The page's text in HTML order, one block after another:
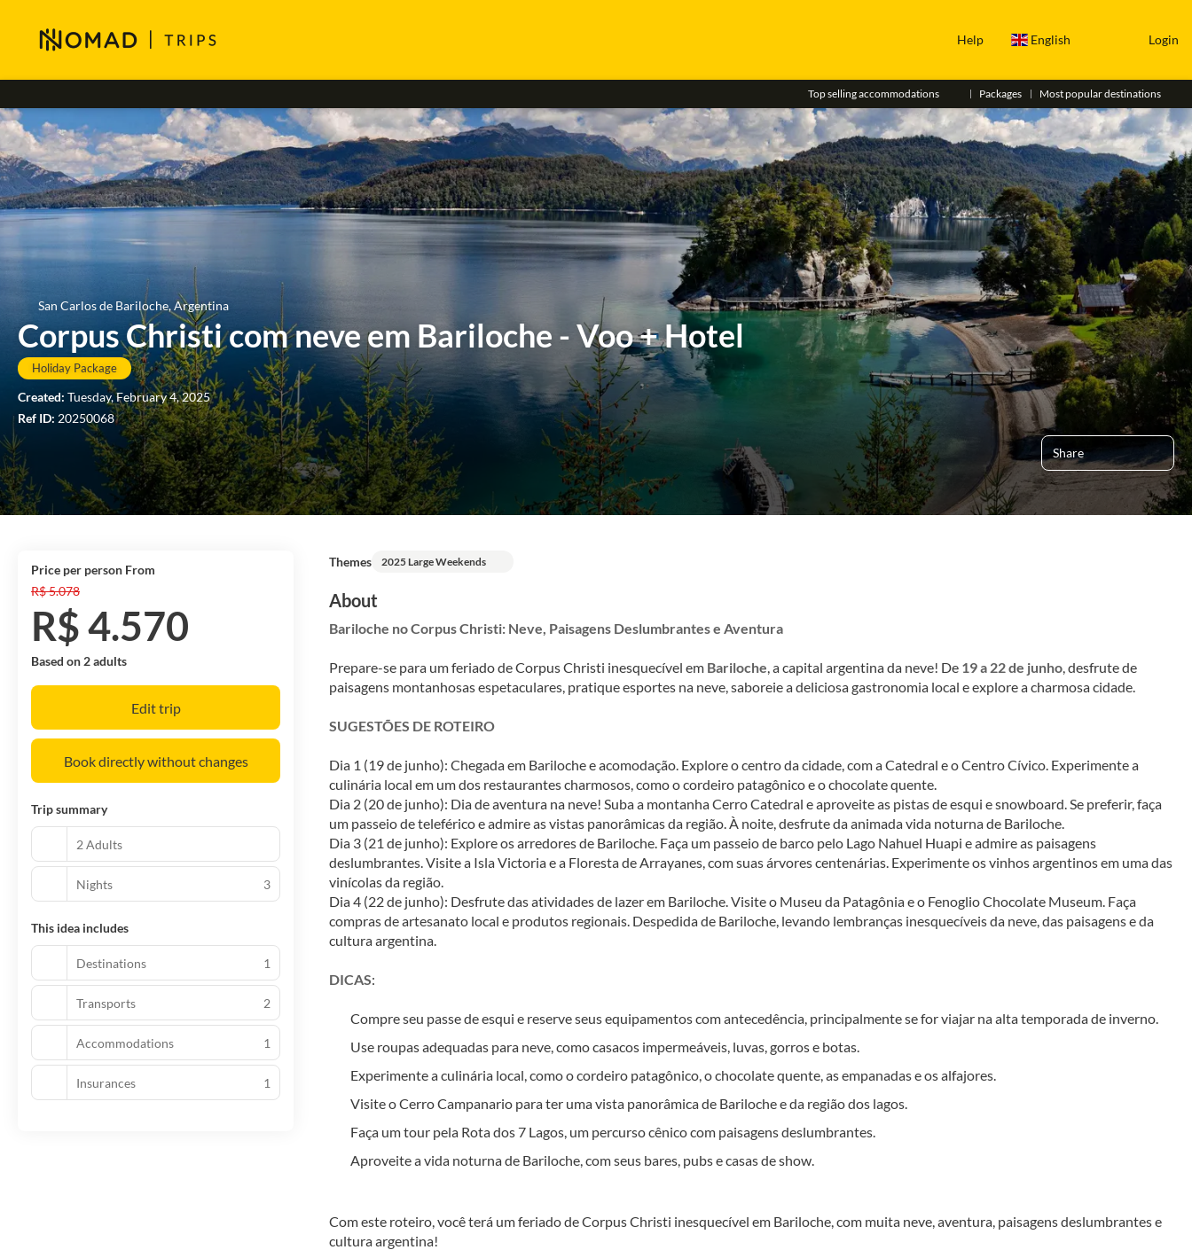
Help English Login
Top selling accommodations Packages Most popular destinations
San Carlos de Bariloche, Argentina
Corpus Christi com neve em Bariloche - Voo + Hotel
Holiday Package
Created: Tuesday, February 4, 2025
Ref ID: 20250068
Share
Themes 2025 Large Weekends
About
Bariloche no Corpus Christi: Neve, Paisagens Deslumbrantes e Aventura
Prepare-se para um feriado de Corpus Christi inesquecível em Bariloche, a capital argentina da neve! De 19 a 22 de junho, desfrute de
paisagens montanhosas espetaculares, pratique esportes na neve, saboreie a deliciosa gastronomia local e explore a charmosa cidade.
SUGESTÕES DE ROTEIRO
Dia 1 (19 de junho): Chegada em Bariloche e acomodação. Explore o centro da cidade, com a Catedral e o Centro Cívico. Experimente a
culinária local em um dos restaurantes charmosos, como o cordeiro patagônico e o chocolate quente.
Dia 2 (20 de junho): Dia de aventura na neve! Suba a montanha Cerro Catedral e aproveite as pistas de esqui e snowboard. Se preferir, faça
um passeio de teleférico e admire as vistas panorâmicas da região. À noite, desfrute da animada vida noturna de Bariloche.
Dia 3 (21 de junho): Explore os arredores de Bariloche. Faça um passeio de barco pelo Lago Nahuel Huapi e admire as paisagens
deslumbrantes. Visite a Isla Victoria e a Floresta de Arrayanes, com suas árvores centenárias. Experimente os vinhos argentinos em uma das
vinícolas da região.
Dia 4 (22 de junho): Desfrute das atividades de lazer em Bariloche. Visite o Museu da Patagônia e o Fenoglio Chocolate Museum. Faça
compras de artesanato local e produtos regionais. Despedida de Bariloche, levando lembranças inesquecíveis da neve, das paisagens e da
cultura argentina.
DICAS:
Compre seu passe de esqui e reserve seus equipamentos com antecedência, principalmente se for viajar na alta temporada de inverno.
Use roupas adequadas para neve, como casacos impermeáveis, luvas, gorros e botas.
Experimente a culinária local, como o cordeiro patagônico, o chocolate quente, as empanadas e os alfajores.
Visite o Cerro Campanario para ter uma vista panorâmica de Bariloche e da região dos lagos.
Faça um tour pela Rota dos 7 Lagos, um percurso cênico com paisagens deslumbrantes.
Aproveite a vida noturna de Bariloche, com seus bares, pubs e casas de show.
Com este roteiro, você terá um feriado de Corpus Christi inesquecível em Bariloche, com muita neve, aventura, paisagens deslumbrantes e
cultura argentina!
price per person From
R$ 5.078
R$ 4.570
Based on 2 adults
Edit trip
Book directly without changes
Trip summary
2 Adults
Nights 3
This idea includes
Destinations 1
Transports 2
Accommodations 1
Insurances 1